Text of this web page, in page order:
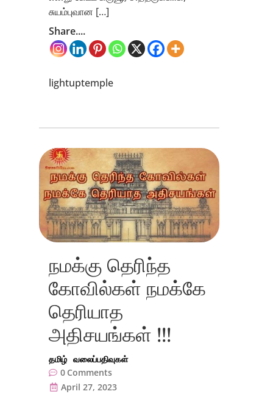
சுயம்புவான […]
Share....
lightuptemple
நமக்கு தெரிந்த
கோவில்கள் நமக்கே
தெரியாத
அதிசயங்கள் !!!
தமிழ் வலைப்பதிவுகள்
0 Comments
April 27, 2023